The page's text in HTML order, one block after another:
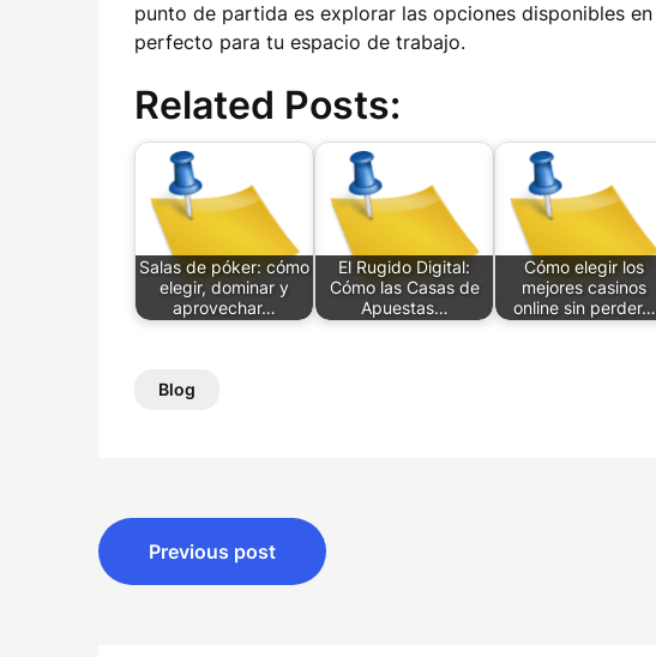
punto de partida es explorar las opciones disponibles en
perfecto para tu espacio de trabajo.
Related Posts:
Salas de póker: cómo
elegir, dominar y
aprovechar…
El Rugido Digital:
Cómo las Casas de
Apuestas…
Cómo elegir los
mejores casinos
online sin perder…
Blog
Post
navigation
Previous post